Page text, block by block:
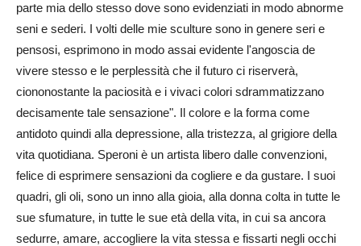
parte mia dello stesso dove sono evidenziati in modo abnorme
seni e sederi. I volti delle mie sculture sono in genere seri e
pensosi, esprimono in modo assai evidente l'angoscia de
vivere stesso e le perplessità che il futuro ci riserverà,
ciononostante la paciosità e i vivaci colori sdrammatizzano
decisamente tale sensazione". Il colore e la forma come
antidoto quindi alla depressione, alla tristezza, al grigiore della
vita quotidiana. Speroni è un artista libero dalle convenzioni,
felice di esprimere sensazioni da cogliere e da gustare. I suoi
quadri, gli oli, sono un inno alla gioia, alla donna colta in tutte le
sue sfumature, in tutte le sue età della vita, in cui sa ancora
sedurre, amare, accogliere la vita stessa e fissarti negli occhi